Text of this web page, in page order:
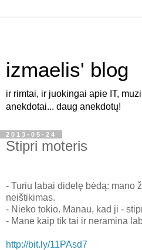
izmaelis' blog
ir rimtai, ir juokingai apie IT,
anekdotai... daug anekdotų!
2013-05-24
Stipri moteris
- Turiu labai didelę bėdą: mano
neištikimas.
- Nieko tokio. Manau, kad ji -
- Mane kaip tik tai ir neramina
http://bit.ly/11PAsd7